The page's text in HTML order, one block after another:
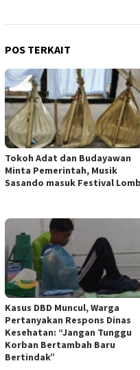
POS TERKAIT
Tokoh Adat dan Budayawan
Minta Pemerintah, Musik
Sasando masuk Festival
Kasus DBD Muncul, Warga
Pertanyakan Respons Dinas
Kesehatan: “Jangan Tunggu
Korban Bertambah Baru
Bertindak”